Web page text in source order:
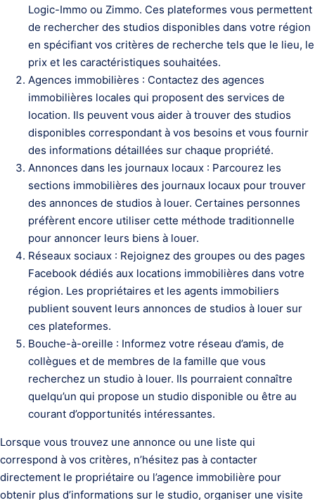
Logic-Immo ou Zimmo. Ces plateformes vous permettent
de rechercher des studios disponibles dans votre région
en spécifiant vos critères de recherche tels que le lieu, le
prix et les caractéristiques souhaitées.
Agences immobilières : Contactez des agences
immobilières locales qui proposent des services de
location. Ils peuvent vous aider à trouver des studios
disponibles correspondant à vos besoins et vous fournir
des informations détaillées sur chaque propriété.
Annonces dans les journaux locaux : Parcourez les
sections immobilières des journaux locaux pour trouver
des annonces de studios à louer. Certaines personnes
préfèrent encore utiliser cette méthode traditionnelle
pour annoncer leurs biens à louer.
Réseaux sociaux : Rejoignez des groupes ou des pages
Facebook dédiés aux locations immobilières dans votre
région. Les propriétaires et les agents immobiliers
publient souvent leurs annonces de studios à louer sur
ces plateformes.
Bouche-à-oreille : Informez votre réseau d’amis, de
collègues et de membres de la famille que vous
recherchez un studio à louer. Ils pourraient connaître
quelqu’un qui propose un studio disponible ou être au
courant d’opportunités intéressantes.
Lorsque vous trouvez une annonce ou une liste qui
correspond à vos critères, n’hésitez pas à contacter
directement le propriétaire ou l’agence immobilière pour
obtenir plus d’informations sur le studio, organiser une visite